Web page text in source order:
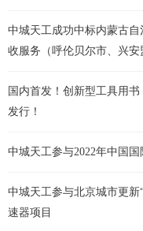
中城天工成功中标内蒙古
收服务（呼伦贝尔市、兴安
国内首发！创新型工具用
发行！
中城天工参与2022年中国
中城天工参与北京城市更
速器项目